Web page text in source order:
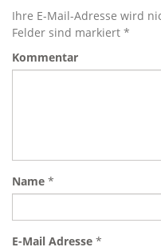
Ihre E-Mail-Adresse wird
Felder sind markiert *
Kommentar
Name *
E-Mail Adresse *